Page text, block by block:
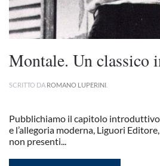
Montale. Un classico
SCRITTO DA ROMANO LUPERINI
Pubblichiamo il capitolo
e l’allegoria moderna, Liguori
non presenti...